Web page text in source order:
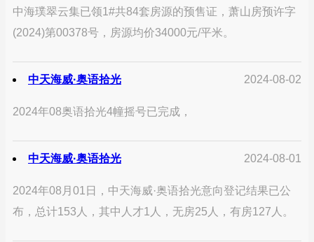
中海璞翠云集已领1#共84套房源的预售证，萧山房预许字
(2024)第00378号，房源均价34000元/平米。
中天海威·奥语拾光 2024-08-02
2024年08奥语拾光4幢摇号已完成，
中天海威·奥语拾光 2024-08-01
2024年08月01日，中天海威·奥语拾光意向登记结果已公
布，总计153人，其中人才1人，无房25人，有房127人。